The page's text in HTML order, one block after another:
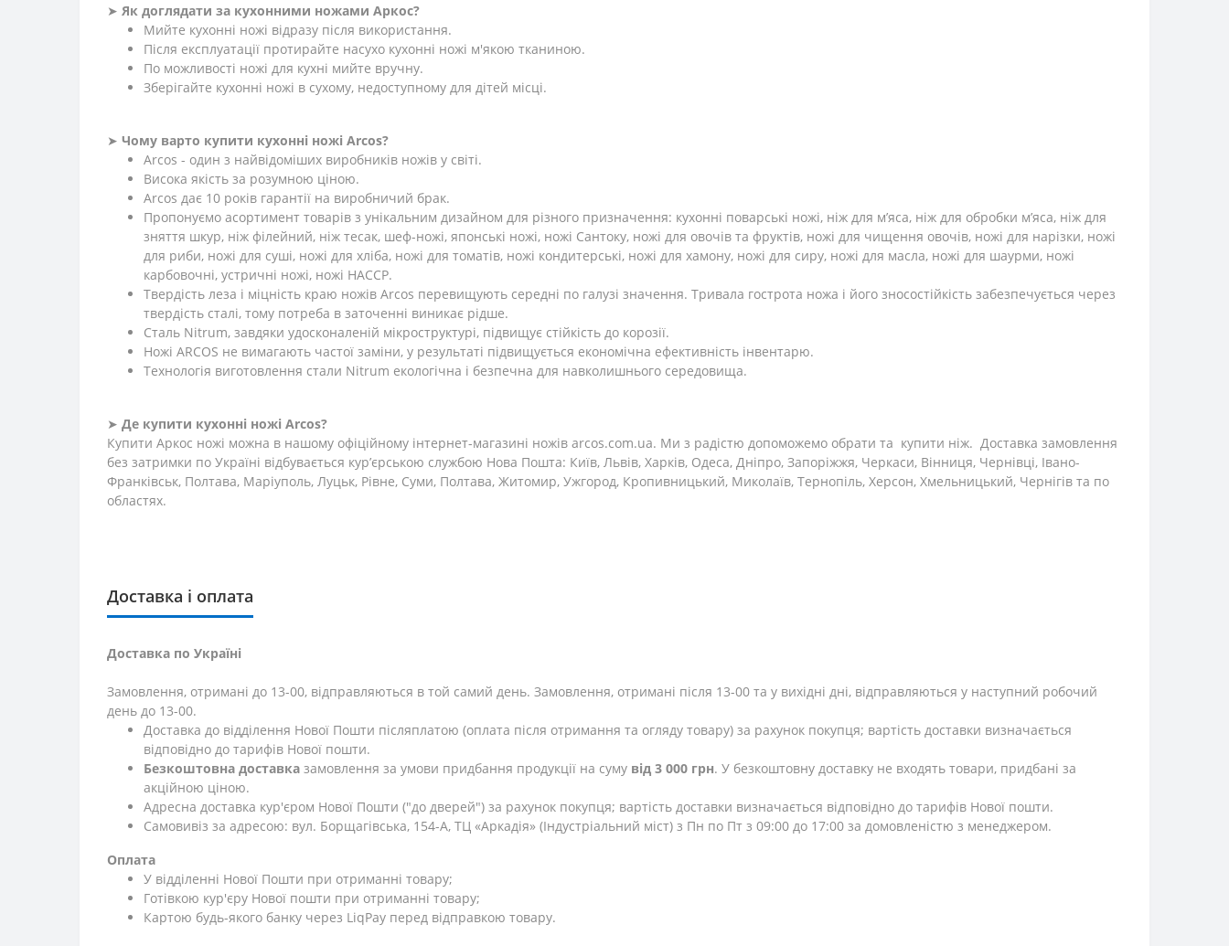
➤ Як доглядати за кухонними ножами Аркос?
Мийте кухонні ножі відразу після використання.
Після експлуатації протирайте насухо кухонні ножі м'якою тканиною.
По можливості ножі для кухні мийте вручну.
Зберігайте кухонні ножі в сухому, недоступному для дітей місці.
➤ Чому варто купити кухонні ножі Arcos?
Arcos - один з найвідоміших виробників ножів у світі.
Висока якість за розумною ціною.
Arcos дає 10 років гарантії на виробничий брак.
Пропонуємо асортимент товарів з унікальним дизайном для різного призначення: кухонні поварські ножі, ніж для м’яса, ніж для обробки м’яса, ніж для
зняття шкур, ніж філейний, ніж тесак, шеф-ножі, японські ножі, ножі Сантоку, ножі для овочів та фруктів, ножі для чищення овочів, ножі для нарізки, ножі
для риби, ножі для суші, ножі для хліба, ножі для томатів, ножі кондитерські, ножі для хамону, ножі для сиру, ножі для масла, ножі для шаурми, ножі
карбовочні, устричні ножі, ножі HACCP.
Твердість леза і міцність краю ножів Arcos перевищують середні по галузі значення. Тривала гострота ножа і його зносостійкість забезпечується через
твердість сталі, тому потреба в заточенні виникає рідше.
Сталь Nitrum, завдяки удосконаленій мікроструктурі, підвищує стійкість до корозії.
Ножі ARCOS не вимагають частої заміни, у результаті підвищується економічна ефективність інвентарю.
Технологія виготовлення стали Nitrum екологічна і безпечна для навколишнього середовища.
➤ Де купити кухонні ножі Arcos?
Купити Аркос ножі можна в нашому офіційному інтернет-магазині ножів arcos.com.ua. Ми з радістю допоможемо обрати та купити ніж. Доставка замовлення
без затримки по Україні відбувається кур’єрською службою Нова Пошта: Київ, Львів, Харків, Одеса, Дніпро, Запоріжжя, Черкаси, Вінниця, Чернівці, Івано-
Франківськ, Полтава, Маріуполь, Луцьк, Рівне, Суми, Полтава, Житомир, Ужгород, Кропивницький, Миколаїв, Тернопіль, Херсон, Хмельницький, Чернігів та по
областях.
Доставка і оплата
Доставка по Україні
Замовлення, отримані до 13-00, відправляються в той самий день. Замовлення, отримані після 13-00 та у вихідні дні, відправляються у наступний робочий
день до 13-00.
Доставка до відділення Нової Пошти післяплатою (оплата після отримання та огляду товару) за рахунок покупця; вартість доставки визначається
відповідно до тарифів Нової пошти.
Безкоштовна доставка замовлення за умови придбання продукції на суму від 3 000 грн. У безкоштовну доставку не входять товари, придбані за
акційною ціною.
Адресна доставка кур'єром Нової Пошти ("до дверей") за рахунок покупця; вартість доставки визначається відповідно до тарифів Нової пошти.
Самовивіз за адресою: вул. Борщагівська, 154-А, ТЦ «Аркадія» (Індустріальний міст) з Пн по Пт з 09:00 до 17:00 за домовленістю з менеджером.
Оплата
У відділенні Нової Пошти при отриманні товару;
Готівкою кур'єру Нової пошти при отриманні товару;
Картою будь-якого банку через LiqPay перед відправкою товару.